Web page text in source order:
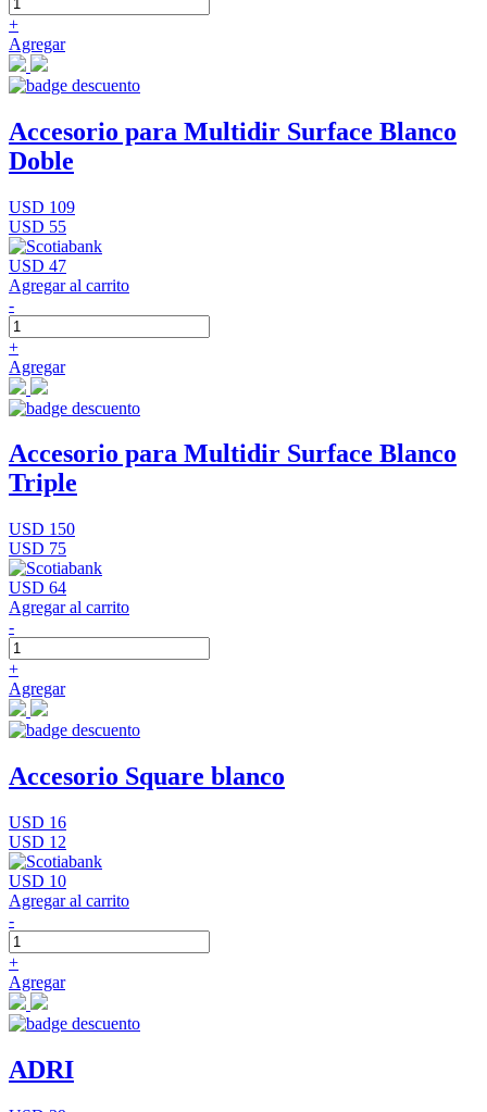
+
Agregar
Accesorio para Multidir Surface Blanco
Doble
USD 109
USD 55
USD 47
Agregar al carrito
-
+
Agregar
Accesorio para Multidir Surface Blanco
Triple
USD 150
USD 75
USD 64
Agregar al carrito
-
+
Agregar
Accesorio Square blanco
USD 16
USD 12
USD 10
Agregar al carrito
-
+
Agregar
ADRI